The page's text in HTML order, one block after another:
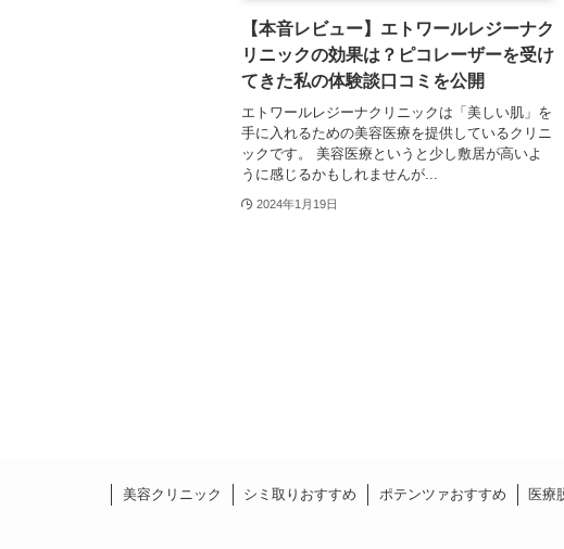
【本音レビュー】エトワールレジーナク
リニックの効果は？ピコレーザーを受け
てきた私の体験談口コミを公開
エトワールレジーナクリニックは「美しい肌」を
手に入れるための美容医療を提供しているクリニ
ックです。 美容医療というと少し敷居が高いよ
うに感じるかもしれませんが...
2024年1月19日
美容クリニック シミ取りおすすめ ポテンツァおすすめ 医療